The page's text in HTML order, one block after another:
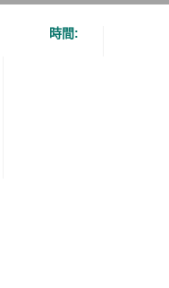
時間: